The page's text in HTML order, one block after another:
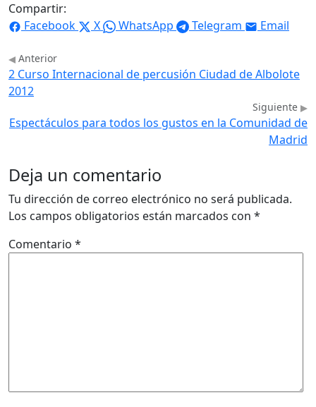
Compartir:
Facebook
X WhatsApp Telegram Email
Anterior
2 Curso Internacional de percusión Ciudad de Albolote
2012
Siguiente
Espectáculos para todos los gustos en la Comunidad de
Madrid
Deja un comentario
Tu dirección de correo electrónico no será publicada.
Los campos obligatorios están marcados con *
Comentario *